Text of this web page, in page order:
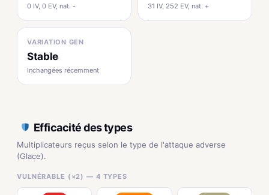
0 IV, 0 EV, nat. - 31 IV, 252 EV, nat. +
VARIATION GEN
Stable
Inchangées récemment
Efficacité des types
Multiplicateurs reçus selon le type de l'attaque adverse
(Glace).
VULNÉRABLE (×2) — 4 TYPES